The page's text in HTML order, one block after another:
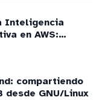
Inteligencia
en AWS:
compartiendo
desde GNU/Linux